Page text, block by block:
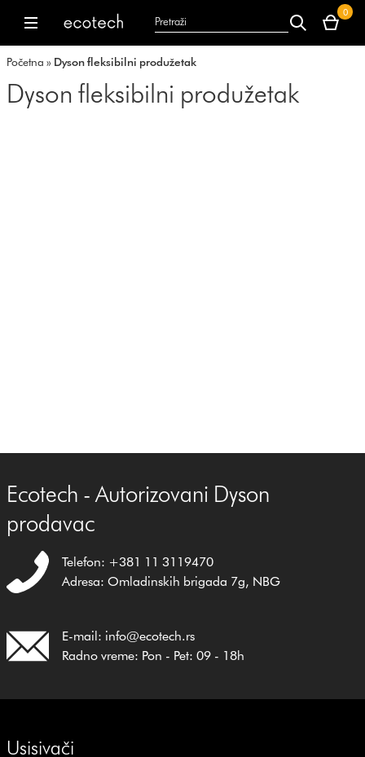
dyson.co.uk
dyson.co.uk
Vaša
korpa
je
0
Početna » Dyson fleksibilni produžetak
Dyson fleksibilni produžetak
Ecotech - Autorizovani Dyson
prodavac
Telefon: +381 11 3119470
Adresa: Omladinskih brigada 7g, NBG
E-mail: info@ecotech.rs
Radno vreme: Pon - Pet: 09 - 18h
Usisivači